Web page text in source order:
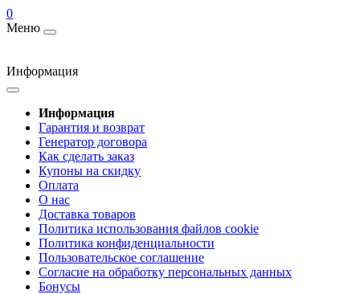
0
Меню
Информация
Информация
Гарантия и возврат
Генератор договора
Как сделать заказ
Купоны на скидку
Оплата
О нас
Доставка товаров
Политика использования файлов cookie
Политика конфиденциальности
Пользовательское соглашение
Согласие на обработку персональных данных
Бонусы